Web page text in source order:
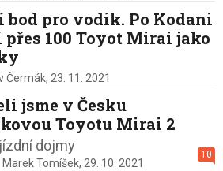
bod pro vodík. Po Kodani
přes 100 Toyot Mirai jako
Čermák, 23. 11. 2021
jsme v Česku
Toyotu Mirai 2
dojmy
10
Marek Tomíšek, 29. 10. 2021